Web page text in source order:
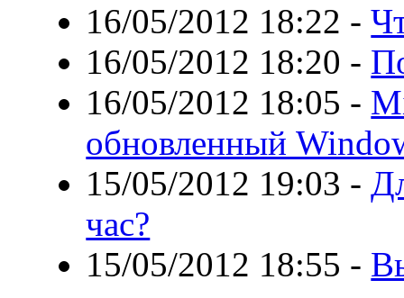
16/05/2012 18:22 -
16/05/2012 18:20 -
16/05/2012 18:05 -
обновленный
15/05/2012 19:03 -
час?
15/05/2012 18:55 -